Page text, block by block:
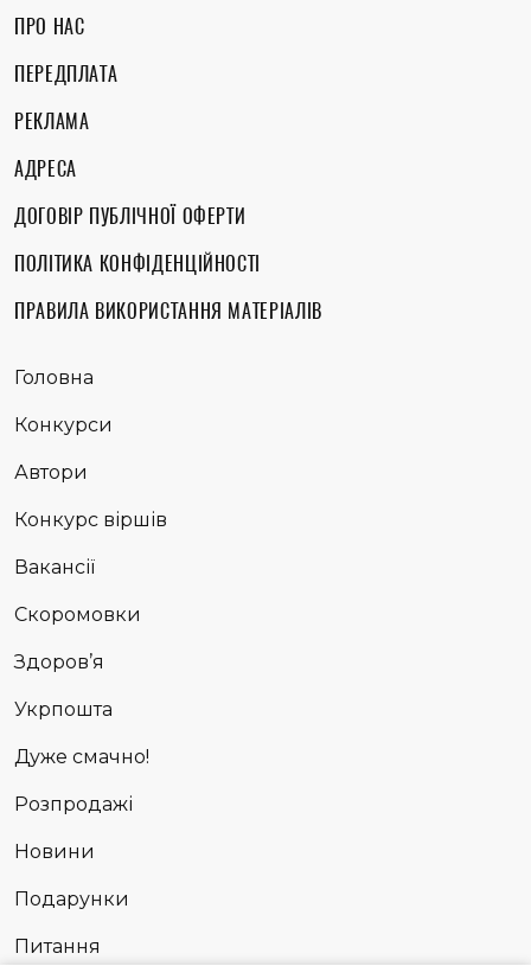
ПРО НАС
ПЕРЕДПЛАТА
РЕКЛАМА
АДРЕСА
ДОГОВІР ПУБЛІЧНОЇ ОФЕРТИ
ПОЛІТИКА КОНФІДЕНЦІЙНОСТІ
ПРАВИЛА ВИКОРИСТАННЯ МАТЕРІАЛІВ
Головна
Конкурси
Автори
Конкурс віршів
Вакансії
Скоромовки
Здоров’я
Укрпошта
Дуже смачно!
Розпродажі
Новини
Подарунки
Питання